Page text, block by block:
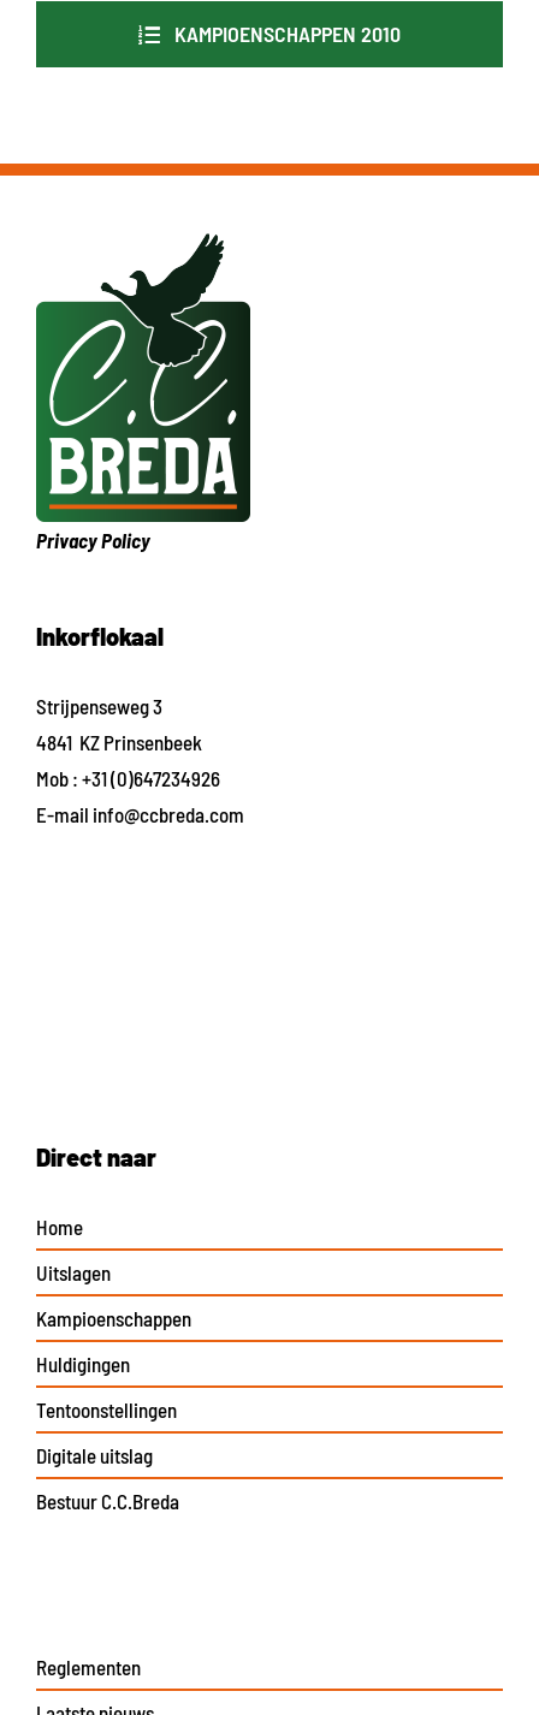
KAMPIOENSCHAPPEN 2010
Privacy Policy
Inkorflokaal
Strijpenseweg 3
4841 KZ Prinsenbeek
Mob : +31 (0)647234926
E-mail info@ccbreda.com
Direct naar
Home
Uitslagen
Kampioenschappen
Huldigingen
Tentoonstellingen
Digitale uitslag
Bestuur C.C.Breda
Reglementen